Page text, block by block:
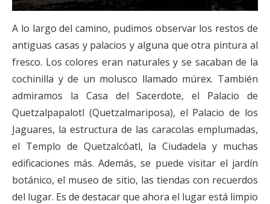
A lo largo del camino, pudimos observar los restos de
antiguas casas y palacios y alguna que otra pintura al
fresco. Los colores eran naturales y se sacaban de la
cochinilla y de un molusco llamado múrex. También
admiramos la Casa del Sacerdote, el Palacio de
Quetzalpapalotl (Quetzalmariposa), el Palacio de los
Jaguares, la estructura de las caracolas emplumadas,
el Templo de Quetzalcóatl, la Ciudadela y muchas
edificaciones más. Además, se puede visitar el jardín
botánico, el museo de sitio, las tiendas con recuerdos
del lugar. Es de destacar que ahora el lugar está limpio